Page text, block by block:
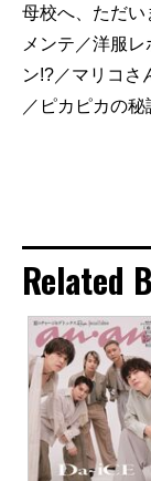
母校へ、ただい
メンテ／洋服
ン!?／マリコさ
／ピカピカの
Related